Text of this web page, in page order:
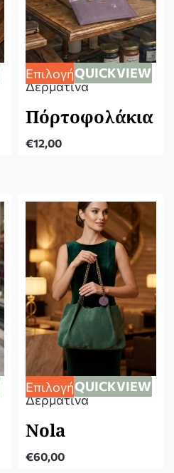
ΕπιλογήQUICKVIEW
Δερμάτινα
Πόρτοφολάκια
€12,00
ΕπιλογήQUICKVIEW
Δερμάτινα
Nola
€60,00